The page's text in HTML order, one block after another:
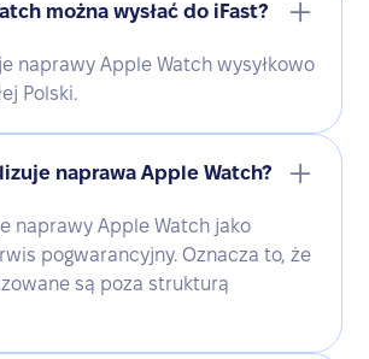
można wysłać do iFast?
naprawy Apple Watch wysyłkowo
Polski.
naprawa Apple Watch?
naprawy Apple Watch jako
pogwarancyjny. Oznacza to, że
są poza strukturą